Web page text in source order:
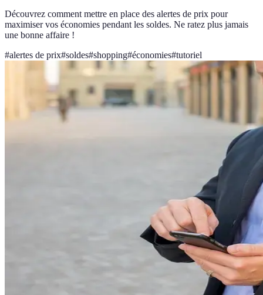
Découvrez comment mettre en place des alertes de prix pour
maximiser vos économies pendant les soldes. Ne ratez plus jamais
une bonne affaire !
#alertes de prix#soldes#shopping#économies#tutoriel